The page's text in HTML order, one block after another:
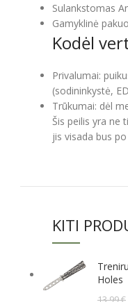
Sulankstomas
Gamyklinė
Kodėl
Privalumai:
(sodininkystė,
Trūkumai: dėl
Šis peilis yra ne
jis visada bus
KITI
Holes
13,99€